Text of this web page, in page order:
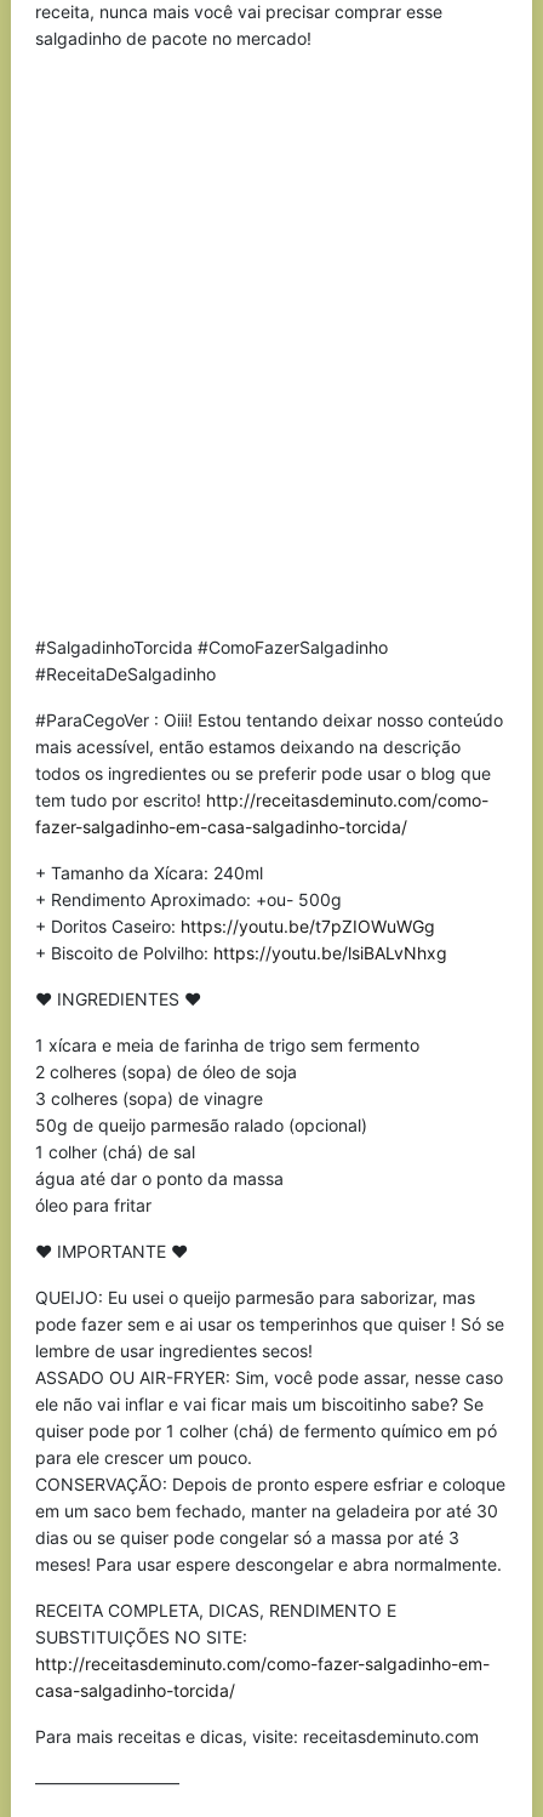
receita, nunca mais você vai precisar comprar esse
salgadinho de pacote no mercado!
#SalgadinhoTorcida #ComoFazerSalgadinho
#ReceitaDeSalgadinho
#ParaCegoVer : Oiii! Estou tentando deixar nosso conteúdo
mais acessível, então estamos deixando na descrição
todos os ingredientes ou se preferir pode usar o blog que
tem tudo por escrito! http://receitasdeminuto.com/como-
fazer-salgadinho-em-casa-salgadinho-torcida/
+ Tamanho da Xícara: 240ml
+ Rendimento Aproximado: +ou- 500g
+ Doritos Caseiro: https://youtu.be/t7pZIOWuWGg
+ Biscoito de Polvilho: https://youtu.be/lsiBALvNhxg
♥ INGREDIENTES ♥
1 xícara e meia de farinha de trigo sem fermento
2 colheres (sopa) de óleo de soja
3 colheres (sopa) de vinagre
50g de queijo parmesão ralado (opcional)
1 colher (chá) de sal
água até dar o ponto da massa
óleo para fritar
♥ IMPORTANTE ♥
QUEIJO: Eu usei o queijo parmesão para saborizar, mas
pode fazer sem e ai usar os temperinhos que quiser ! Só se
lembre de usar ingredientes secos!
ASSADO OU AIR-FRYER: Sim, você pode assar, nesse caso
ele não vai inflar e vai ficar mais um biscoitinho sabe? Se
quiser pode por 1 colher (chá) de fermento químico em pó
para ele crescer um pouco.
CONSERVAÇÃO: Depois de pronto espere esfriar e coloque
em um saco bem fechado, manter na geladeira por até 30
dias ou se quiser pode congelar só a massa por até 3
meses! Para usar espere descongelar e abra normalmente.
RECEITA COMPLETA, DICAS, RENDIMENTO E
SUBSTITUIÇÕES NO SITE:
http://receitasdeminuto.com/como-fazer-salgadinho-em-
casa-salgadinho-torcida/
Para mais receitas e dicas, visite: receitasdeminuto.com
————————–